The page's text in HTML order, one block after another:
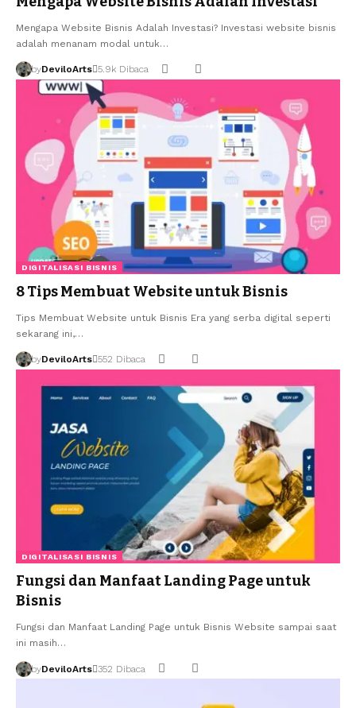
Mengapa Website Bisnis Adalah Investasi? Investasi website bisnis
adalah menanam modal untuk…
byDeviloArts 5.9k Dibaca
DIGITALISASI BISNIS
8 Tips Membuat Website untuk Bisnis
Tips Membuat Website untuk Bisnis Era yang serba digital seperti
sekarang ini,…
byDeviloArts 552 Dibaca
DIGITALISASI BISNIS
Fungsi dan Manfaat Landing Page untuk
Bisnis
Fungsi dan Manfaat Landing Page untuk Bisnis Website sampai saat
ini masih…
byDeviloArts 352 Dibaca